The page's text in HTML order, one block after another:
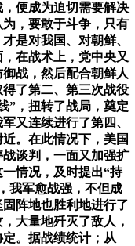
便成为迫切需要解决
，要敢于斗争，只有
是对我国、对朝鲜、
在战术上，党中央又
战，然后配合朝鲜人
了第二、第三次战役
”，扭转了战局，奠定
又连续进行了第四、
。在此情况下，美国
谈判，一面又加强扩
情况，及时提出“持
我军愈战强，不但成
阵地也胜利地进行了
大量地歼灭了敌人，
。据战绩统计；从